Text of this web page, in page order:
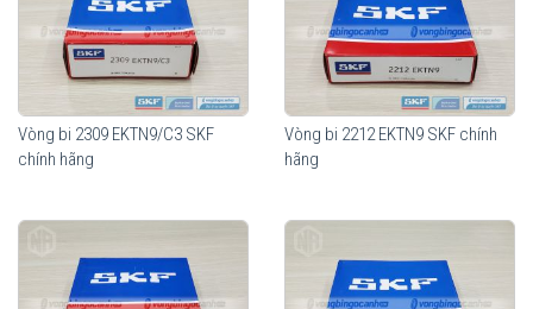
Vòng bi 2309 EKTN9/C3 SKF
chính hãng
Vòng bi 2212 EKTN9 SKF chính
hãng